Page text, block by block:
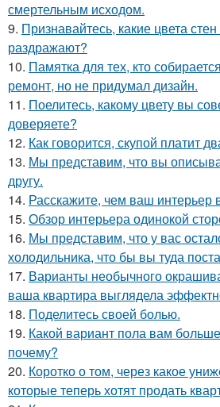
смертельным исходом.
9. Признавайтесь, какие цвета
раздражают?
10. Памятка для тех, кто
ремонт, но не придумал дизайн.
11. Поелитесь, какому цвету вы
доверяете?
12. Как говорится, скупой платит
13. Мы представим, что вы
другу.
14. Расскажите, чем ваш интерьер
15. Обзор интерьера одинокой
16. Мы представим, что у вас
холодильника, что бы вы туда
17. Варианты необычного
ваша квартира выглядела
18. Поделитесь своей болью.
19. Какой вариант пола вам
почему?
20. Коротко о том, через какое
которые теперь хотят продать